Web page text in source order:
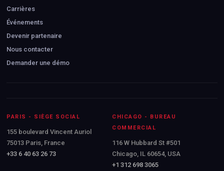
Carrières
Événements
Devenir partenaire
Nous contacter
Demander une démo
PARIS - SIÈGE SOCIAL
155 boulevard Vincent Auriol
75013 Paris, France
+33 6 40 63 26 73
CHICAGO - BUREAU
COMMERCIAL
116 W Hubbard St #501
Chicago, IL 60654, USA
+1 312 698 3065